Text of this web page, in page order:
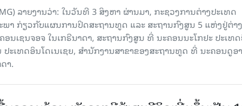
ລາຍງານວ່າ: ໃນວັນທີ 3 ສິງ​ຫາ ຜ່ານມາ, ກະຊວງການຕ່າງປະເທດ
ພາ ກ່ຽວກັບແຜນການປິດສະຖານທູດ ແ​ລະ ສະຖານກົງສູນ 5 ແຫ່ງຢູ່​ຕ່າ
ນເຊນຈອຈ ໃນເກຣີນາດາ, ສະຖານກົງສູນ ທີ່ ນະຄອນນະໂກຢະ ປະເທ
ະເທດອິນໂດເນເຊຍ, ສຳນັກງານສາຂາຂອງສະຖານທູດ ທີ່ ນະຄອນດູອ
າ.